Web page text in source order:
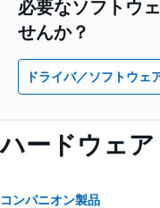
必要なソフトウ
せんか？
ドライバ／ソフトウェ
ハードウェ
コンパニオン製品